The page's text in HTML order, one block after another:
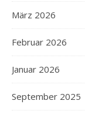
März 2026
Februar 2026
Januar 2026
September 2025